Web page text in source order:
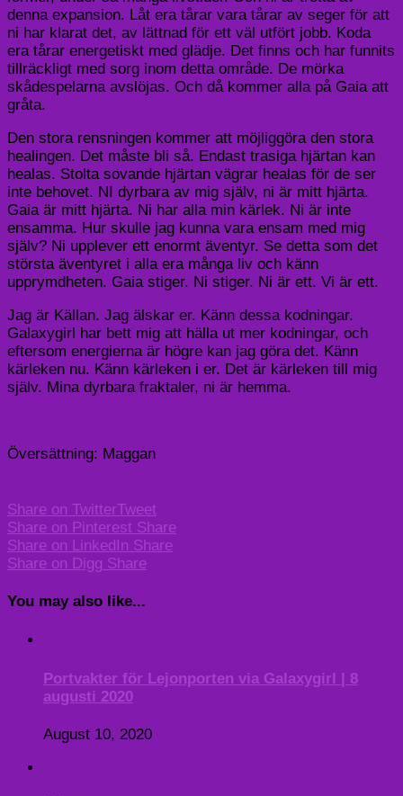
denna expansion. Låt era tårar vara tårar av seger för att
ni har klarat det, av lättnad för ett väl utfört jobb. Koda
era tårar energetiskt med glädje. Det finns och har funnits
tillräckligt med sorg inom detta område. De mörka
skådespelarna avslöjas. Och då kommer alla på Gaia att
gråta.
Den stora rensningen kommer att möjliggöra den stora
healingen. Det måste bli så. Endast trasiga hjärtan kan
healas. Stolta sovande hjärtan vägrar healas för de ser
inte behovet. NI dyrbara av mig själv, ni är mitt hjärta.
Gaia är mitt hjärta. Ni har alla min kärlek. Ni är inte
ensamma. Hur skulle jag kunna vara ensam med mig
själv? Ni upplever ett enormt äventyr. Se detta som det
största äventyret i alla era många liv och känn
upprymdheten. Gaia stiger. Ni stiger. Ni är ett. Vi är ett.
Jag är Källan. Jag älskar er. Känn dessa kodningar.
Galaxygirl har bett mig att hälla ut mer kodningar, och
eftersom energierna är högre kan jag göra det. Känn
kärleken nu. Känn kärleken i er. Det är kärleken till mig
själv. Mina dyrbara fraktaler, ni är hemma.
Översättning: Maggan
Share on TwitterTweet
Share on Pinterest Share
Share on LinkedIn Share
Share on Digg Share
You may also like...
Portvakter för Lejonporten via Galaxygirl | 8
augusti 2020
August 10, 2020